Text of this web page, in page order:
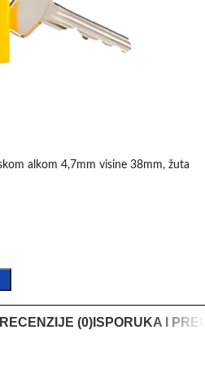
alkom 4,7mm visine 38mm, žuta
RECENZIJE (0) ISPORUKA I